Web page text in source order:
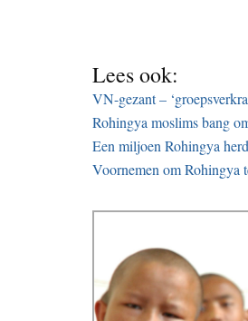
Lees ook:
VN-gezant –
Rohingya moslims bang
Een miljoen Rohingya
Voornemen om Rohingya